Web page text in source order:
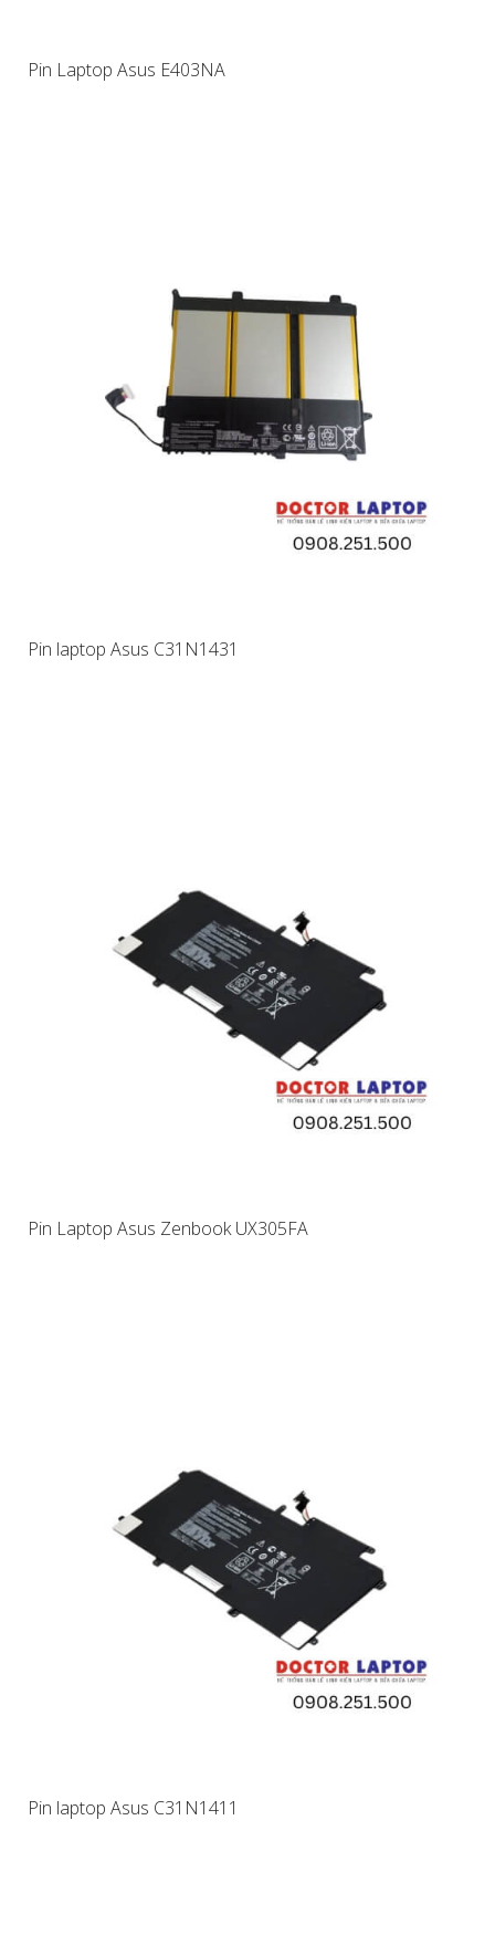
Pin Laptop Asus E403NA
Pin laptop Asus C31N1431
Pin Laptop Asus Zenbook UX305FA
Pin laptop Asus C31N1411